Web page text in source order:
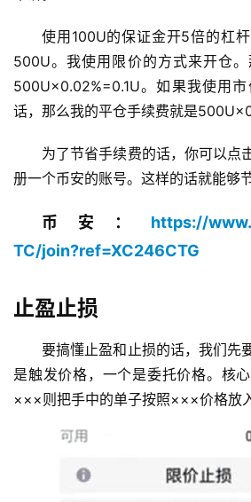
使用100U的保证金开5倍的杠
500U。我使用限价的方式来开仓
500U×0.02%=0.1U。如果我使用
话，那么我的平仓手续费就是
为了节省手续费的话，你可以点
册一个币安的账号。这样的话就能够
币安： https://
TC/join?ref=XC246CTG
止盈止损
要搞懂止盈和止损的话，我们先
是触发价格，一个是委托价格。核
×××则把手中的单子按照×××价格放入